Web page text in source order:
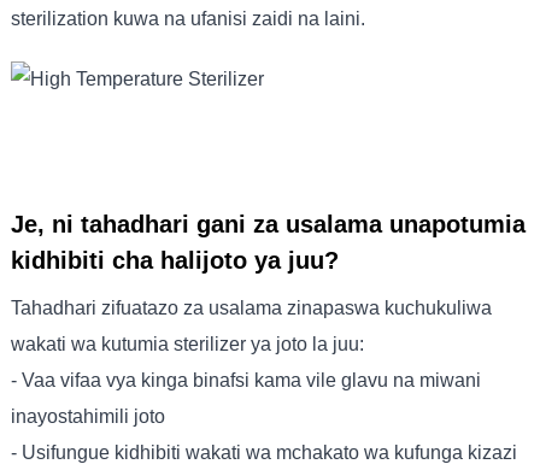
sterilization kuwa na ufanisi zaidi na laini.
Je, ni tahadhari gani za usalama unapotumia
kidhibiti cha halijoto ya juu?
Tahadhari zifuatazo za usalama zinapaswa kuchukuliwa
wakati wa kutumia sterilizer ya joto la juu:
- Vaa vifaa vya kinga binafsi kama vile glavu na miwani
inayostahimili joto
- Usifungue kidhibiti wakati wa mchakato wa kufunga kizazi